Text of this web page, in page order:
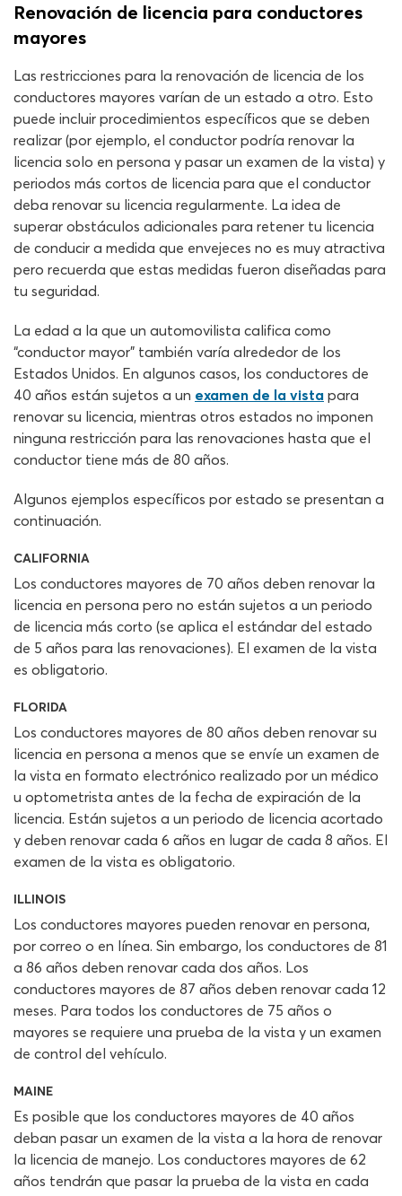
Renovación de licencia para conductores
mayores
Las restricciones para la renovación de licencia de los
conductores mayores varían de un estado a otro. Esto
puede incluir procedimientos específicos que se deben
realizar (por ejemplo, el conductor podría renovar la
licencia solo en persona y pasar un examen de la vista) y
periodos más cortos de licencia para que el conductor
deba renovar su licencia regularmente. La idea de
superar obstáculos adicionales para retener tu licencia
de conducir a medida que envejeces no es muy atractiva
pero recuerda que estas medidas fueron diseñadas para
tu seguridad.
La edad a la que un automovilista califica como
“conductor mayor” también varía alrededor de los
Estados Unidos. En algunos casos, los conductores de
40 años están sujetos a un examen de la vista para
renovar su licencia, mientras otros estados no imponen
ninguna restricción para las renovaciones hasta que el
conductor tiene más de 80 años.
Algunos ejemplos específicos por estado se presentan a
continuación.
CALIFORNIA
Los conductores mayores de 70 años deben renovar la
licencia en persona pero no están sujetos a un periodo
de licencia más corto (se aplica el estándar del estado
de 5 años para las renovaciones). El examen de la vista
es obligatorio.
FLORIDA
Los conductores mayores de 80 años deben renovar su
licencia en persona a menos que se envíe un examen de
la vista en formato electrónico realizado por un médico
u optometrista antes de la fecha de expiración de la
licencia. Están sujetos a un periodo de licencia acortado
y deben renovar cada 6 años en lugar de cada 8 años. El
examen de la vista es obligatorio.
ILLINOIS
Los conductores mayores pueden renovar en persona,
por correo o en línea. Sin embargo, los conductores de 81
a 86 años deben renovar cada dos años. Los
conductores mayores de 87 años deben renovar cada 12
meses. Para todos los conductores de 75 años o
mayores se requiere una prueba de la vista y un examen
de control del vehículo.
MAINE
Es posible que los conductores mayores de 40 años
deban pasar un examen de la vista a la hora de renovar
la licencia de manejo. Los conductores mayores de 62
años tendrán que pasar la prueba de la vista en cada